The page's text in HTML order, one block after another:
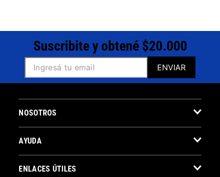
Suscribite y obtené $20.000
ENVIAR
NOSOTROS
AYUDA
ENLACES ÚTILES